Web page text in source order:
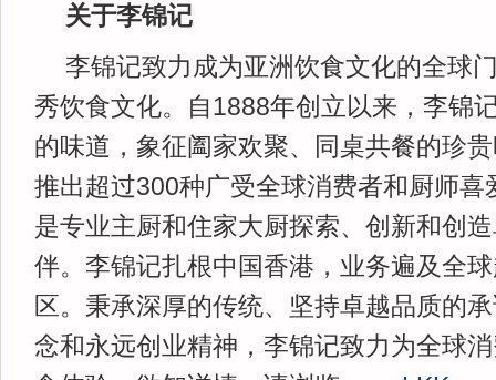
关于李锦记
李锦记致力成为亚洲饮食文化的全球
秀饮食文化。自1888年创立以来，李锦
的味道，象征阖家欢聚、同桌共餐的珍
推出超过300种广受全球消费者和厨师喜
是专业主厨和住家大厨探索、创新和创
伴。李锦记扎根中国香港，业务遍及全
区。秉承深厚的传统、坚持卓越品质的
念和永远创业精神，李锦记致力为全球